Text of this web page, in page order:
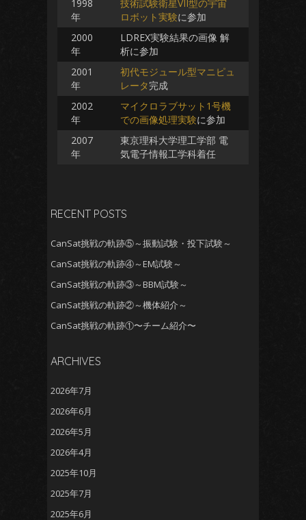
1998
年
技術試験衛星VII型の宇宙
ロボット実験に参加
2000
年
LDREX実験結果の画像 解
析に参加
2001
年
初代モジュール型マニピュ
レータ完成
2002
年
マイクロラブサット1号機
での画像処理実験に参加
2007
年
東京理科大学理工学部 電
気電子情報工学科着任
RECENT POSTS
CanSat挑戦の軌跡⑤～振動試験・投下試験～
CanSat挑戦の軌跡④～EM試験～
CanSat挑戦の軌跡③～BBM試験～
CanSat挑戦の軌跡②～機体紹介～
CanSat挑戦の軌跡①〜チーム紹介〜
ARCHIVES
2026年7月
2026年6月
2026年5月
2026年4月
2025年10月
2025年7月
2025年6月